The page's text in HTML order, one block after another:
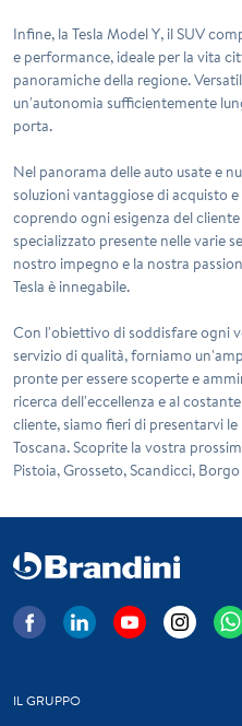
Infine, la Tesla Model Y, il SUV
e performance, ideale per la vita
panoramiche della regione.
un'autonomia sufficientemente
porta.
Nel panorama delle auto usate e
soluzioni vantaggiose di acquisto
coprendo ogni esigenza del
specializzato presente nelle varie
nostro impegno e la nostra
Tesla è innegabile.
Con l'obiettivo di soddisfare ogni
servizio di qualità, forniamo
pronte per essere scoperte e
ricerca dell'eccellenza e al
cliente, siamo fieri di presentarvi
Toscana. Scoprite la vostra
Pistoia, Grosseto, Scandicci,
IL GRUPPO